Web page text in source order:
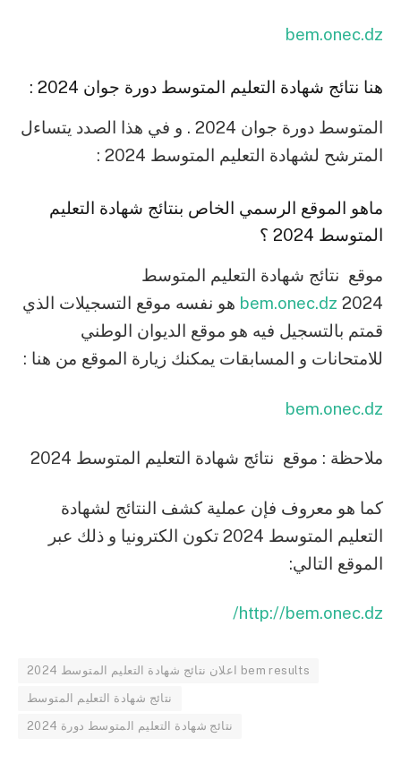
bem.onec.dz
هنا نتائج شهادة التعليم المتوسط دورة جوان 2024 :
المتوسط دورة جوان 2024 . و في هذا الصدد يتساءل
المترشح لشهادة التعليم المتوسط 2024
:
ماهو الموقع الرسمي الخاص بنتائج شهادة التعليم
المتوسط 2024 ؟
موقع نتائج شهادة التعليم المتوسط
2024
bem.onec.dz هو نفسه موقع التسجيلات الذي
قمتم بالتسجيل فيه هو موقع الديوان الوطني
للامتحانات و المسابقات يمكنك زيارة الموقع من هنا :
bem.onec.dz
ملاحظة : موقع نتائج شهادة التعليم المتوسط 2024
كما هو معروف فإن عملية كشف النتائج لشهادة
التعليم المتوسط 2024 تكون الكترونيا و ذلك عبر
الموقع التالي:
http://bem.onec.dz/
اعلان نتائج شهادة التعليم المتوسط 2024 bem results
نتائج شهادة التعليم المتوسط
نتائج شهادة التعليم المتوسط دورة 2024